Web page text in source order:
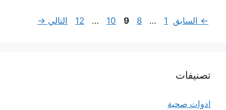
← السابق Page
1
…
Page
8
Page
9
Page
10
…
Page
12 التالي →
تصنيفات
ادوات صحية